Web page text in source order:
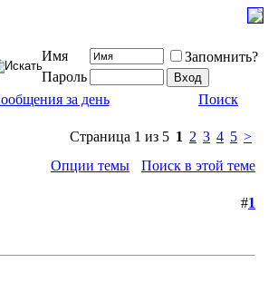
Имя
Запомнить?
Пароль
за день Поиск
Страница 1 из 5 1 2 3 4 5 >
Опции темы
Поиск в этой теме
#1